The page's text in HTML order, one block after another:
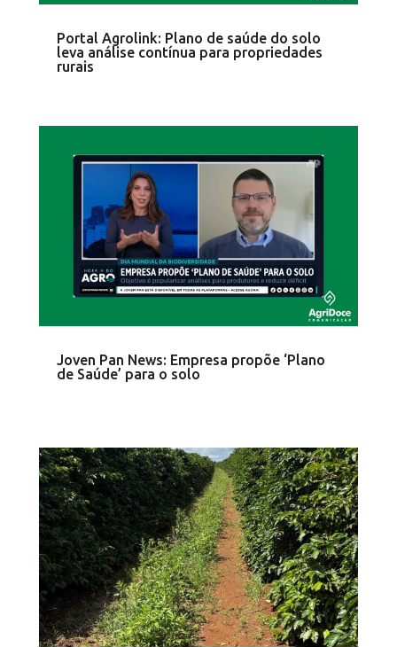
Portal Agrolink: Plano de saúde do solo
leva análise contínua para propriedades
rurais
Joven Pan News: Empresa propõe ‘Plano
de Saúde’ para o solo